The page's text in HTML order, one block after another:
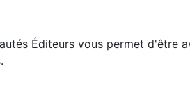
Éditeurs vous permet d'être